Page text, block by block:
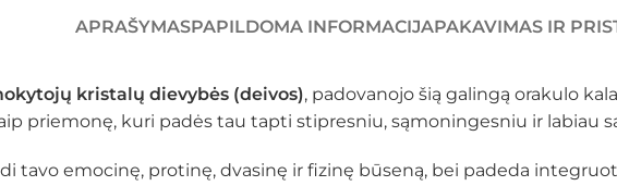
APRAŠYMASPAPILDOMA INFORMACIJAPAKAVIMAS IR
kristalų dievybės (deivos), padovanojo šią galingą orakulo
priemonę, kuri padės tau tapti stipresniu, sąmoningesniu ir labiau
tavo emocinę, protinę, dvasinę ir fizinę būseną, bei padeda